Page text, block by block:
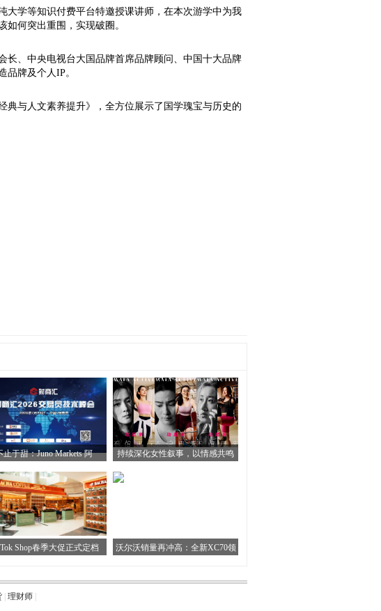
大学等知识付费平台特邀授课讲师，在本次游学中为我
何突出重围，实现破圈。
长、中央电视台大国品牌首席品牌顾问、中国十大品牌
牌及个人IP。
与人文素养提升》，全方位展示了国学瑰宝与历史的
止于甜：Juno Markets 阿 持续深化女性叙事，以情感共鸣
Shop春季大促正式定档 沃尔沃销量再冲高：全新XC70领
| 理财师|